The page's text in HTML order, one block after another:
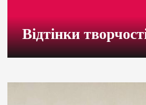
Відтінки